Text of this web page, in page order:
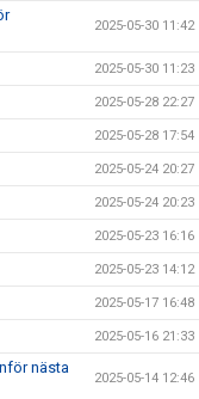
2025-05-30 11:42
2025-05-30 11:23
2025-05-28 22:27
2025-05-28 17:54
2025-05-24 20:27
2025-05-24 20:23
2025-05-23 16:16
2025-05-23 14:12
2025-05-17 16:48
2025-05-16 21:33
nästa
2025-05-14 12:46